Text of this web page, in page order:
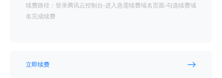
续费路径：登录腾讯云控制台-进入急需续费域名页面-勾选续费域
名完成续费
立即续费